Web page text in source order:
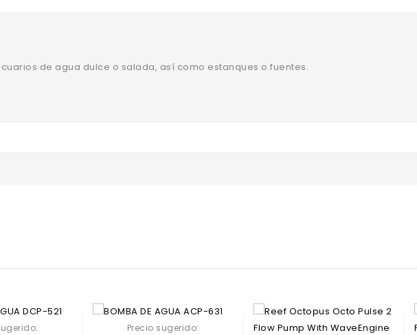
de agua dulce o salada, así como estanques o fuentes.
Precio sugerido: